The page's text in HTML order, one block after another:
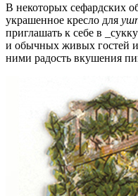
В некоторых сефардских
украшенное кресло для
приглашать к себе в
и обычных живых гостей
ними радость вкушения